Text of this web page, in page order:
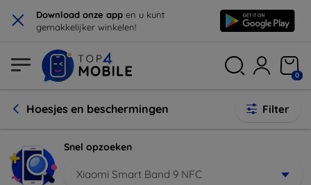
× Download onze app en u kunt
gemakkelijker winkelen!
0
Hoesjes en beschermingen Filter
Snel opzoeken
Xiaomi Smart Band 9 NFC